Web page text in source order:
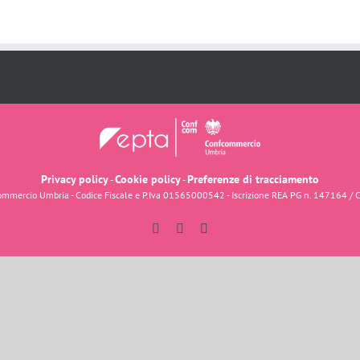
Privacy policy-Cookie policy-Preferenze di tracciamento
Umbria - Codice Fiscale e P.Iva 01565000542 - Iscrizione REA PG n. 147164
FacebookInstagram